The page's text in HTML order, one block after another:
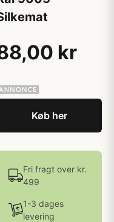
kr
Køb her
Fri fragt over kr.
499
1-3 dages
levering